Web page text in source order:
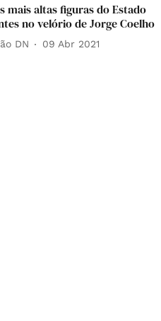
mais altas figuras do Estado
no velório de Jorge Coelho
DN 09 Abr 2021